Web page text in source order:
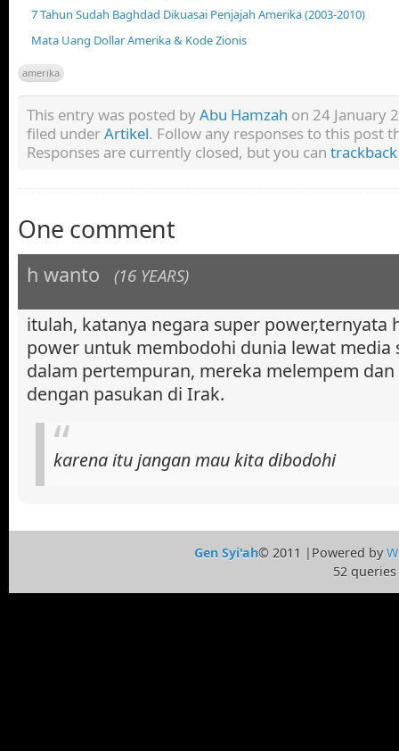
7 Tahun Sudah Baghdad Dikuasai Penjajah Amerika (2003-2010)
Mata Uang Dollar Amerika & Kode Zionis
amerika
This entry was posted byAbu Hamzah on 24 January
filed underArtikel. Follow any responses to this post
Responses are currently closed, but you can trackback
One comment
h wanto (16 YEARS)
itulah, katanya negara super power,ternyata
power untuk membodohi dunia lewat media
dalam pertempuran, mereka melempem
dengan pasukan di Irak.
karena itu jangan mau kita dibodohi
Gen Syi'ah© 2011 |Powered by
52